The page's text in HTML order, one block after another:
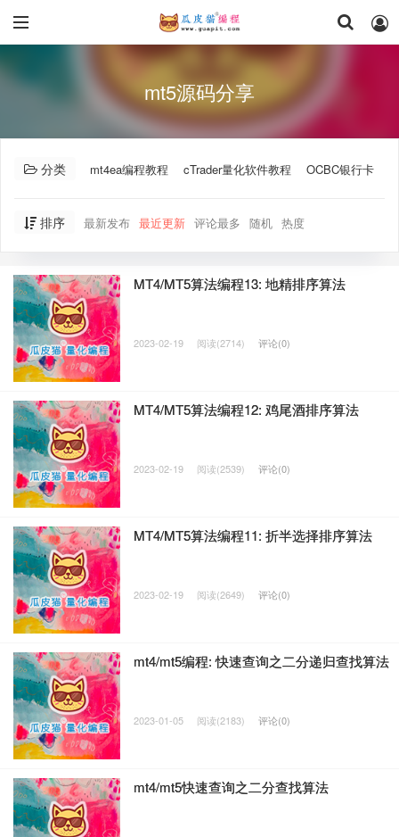
mt5源码分享
分类 mt4ea编程教程 cTrader量化软件教程 OCBC银行卡
排序 最新发布 最近更新 评论最多 随机 热度
MT4/MT5算法编程13: 地精排序算法
2023-02-19 阅读(2714) 评论(0)
MT4/MT5算法编程12: 鸡尾酒排序算法
2023-02-19 阅读(2539) 评论(0)
MT4/MT5算法编程11: 折半选择排序算法
2023-02-19 阅读(2649) 评论(0)
mt4/mt5编程: 快速查询之二分递归查找算法
2023-01-05 阅读(2183) 评论(0)
mt4/mt5快速查询之二分查找算法